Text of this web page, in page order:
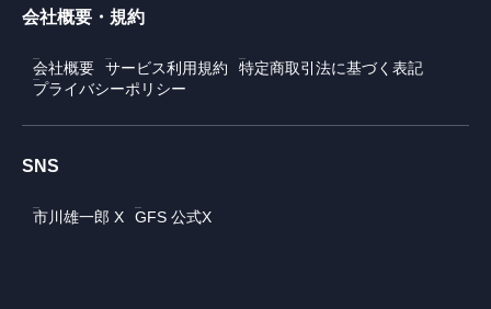
会社概要・規約
会社概要 サービス利用規約
特定商取引法に基づく表記
プライバシーポリシー
SNS
市川雄一郎 X GFS 公式X